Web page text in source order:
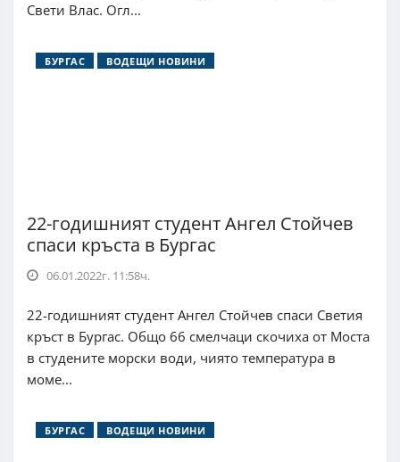
Свети Влас. Огл...
БУРГАС ВОДЕЩИ НОВИНИ
22-годишният студент Ангел Стойчев
спаси кръста в Бургас
06.01.2022г. 11:58ч.
22-годишният студент Ангел Стойчев спаси Светия
кръст в Бургас. Общо 66 смелчаци скочиха от Моста
в студените морски води, чиято температура в
моме...
БУРГАС ВОДЕЩИ НОВИНИ